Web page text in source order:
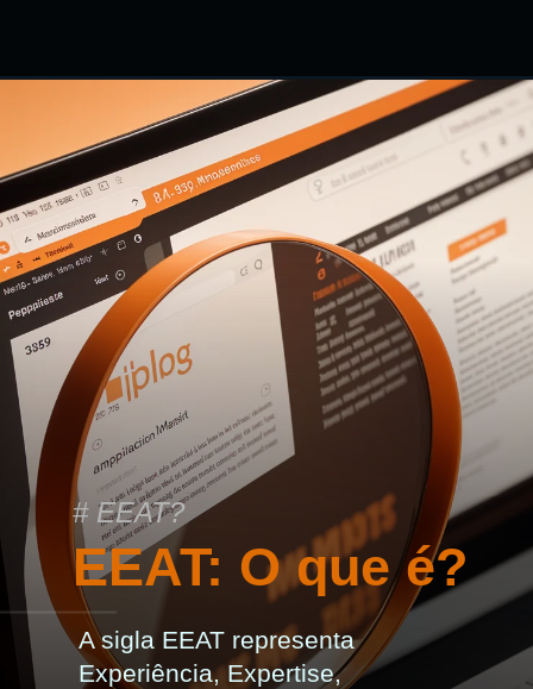
EEAT: O que é?
# EEAT?
A sigla EEAT representa
Experiência, Expertise,